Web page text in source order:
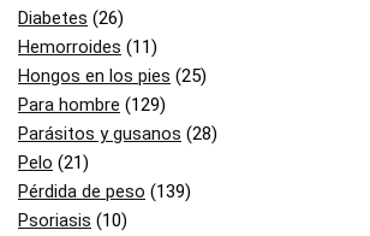
Diabetes (26)
Hemorroides (11)
Hongos en los pies (25)
Para hombre (129)
Parásitos y gusanos (28)
Pelo (21)
Pérdida de peso (139)
Psoriasis (10)